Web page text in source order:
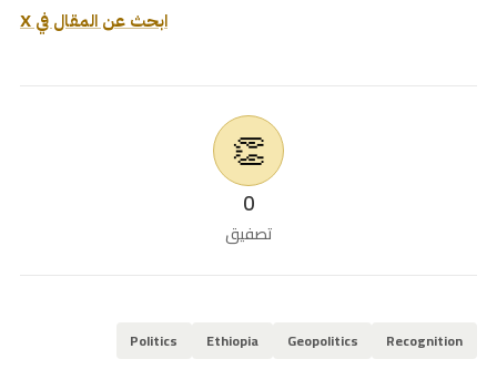
ابحث عن المقال في X
👏
0
تصفيق
Recognition
Geopolitics
Ethiopia
Politics